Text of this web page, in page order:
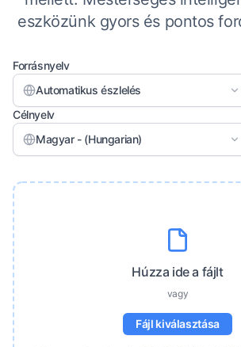
eszközünk gyors és pontos
Forrásnyelv
Automatikus észlelés
Célnyelv
Magyar - (Hungarian)
Húzza ide a fájlt
vagy
Fájl kiválasztása